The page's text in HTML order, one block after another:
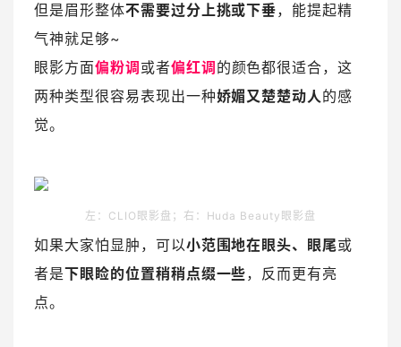
但是眉形整体不需要过分上挑或下垂，能提起精
气神就足够~
眼影方面偏粉调 或者偏红调 的颜色都很适合，这
两种类型很容易表现出一种娇媚又楚楚动人的感
觉。
左：CLIO眼影盘；右：Huda Beauty眼影盘
如果大家怕显肿，可以小范围地在眼头、眼尾或
者是下眼睑的位置稍稍点缀一些，反而更有亮
点。